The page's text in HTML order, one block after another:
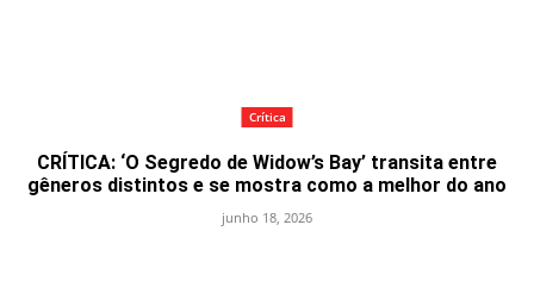
Crítica
CRÍTICA: ‘O Segredo de Widow’s Bay’ transita entre
gêneros distintos e se mostra como a melhor do ano
junho 18, 2026